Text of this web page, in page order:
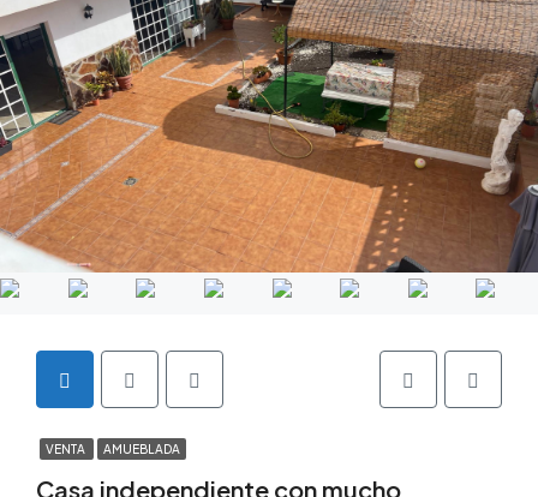
VENTA AMUEBLADA
Casa independiente con mucho